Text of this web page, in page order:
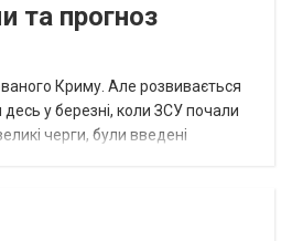
та прогноз
Криму. Але розвивається
у березні, коли ЗСУ почали
черги, були введені